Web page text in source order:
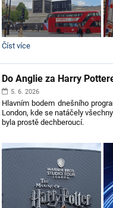
Do
za
Potterem
-
5.
den:
Číst více
Do Anglie za Harry
5. 6. 2026
Hlavním bodem dnešního
London, kde se natáčely
byla prostě dechberoucí.